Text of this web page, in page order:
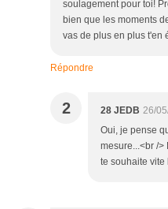
soulagement pour toi!
bien que les moments
vas de plus en plus t'en
Répondre
2 28 JEDB 26/
Oui, je pense
mesure...<br />
te souhaite vite